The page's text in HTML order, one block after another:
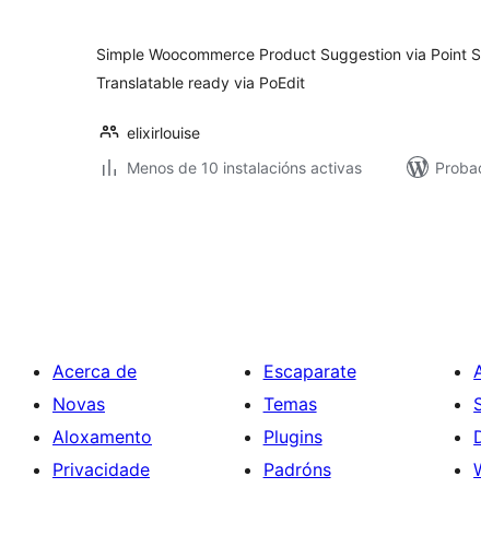
Simple Woocommerce Product Suggestion via Point
Translatable ready via PoEdit
elixirlouise
Menos de 10 instalacións activas
Acerca de
Novas
Aloxamento
Privacidade
Escaparate
Temas
Plugins
Padróns